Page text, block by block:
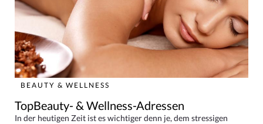
BEAUTY & WELLNESS
TopBeauty- & Wellness-Adressen
In der heutigen Zeit ist es wichtiger denn je, dem stressigen